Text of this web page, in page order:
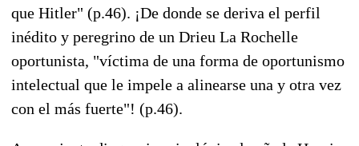
que Hitler" (p.46). ¡De donde se deriva el perfil
inédito y peregrino de un Drieu La Rochelle
oportunista, "víctima de una forma de oportunismo
intelectual que le impele a alinearse una y otra vez
con el más fuerte"! (p.46).